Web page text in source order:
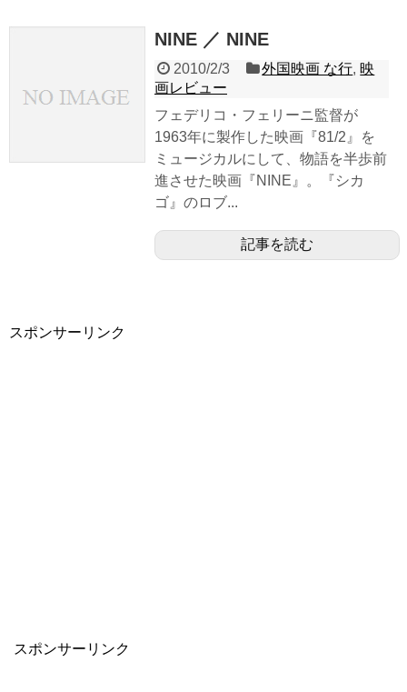
NINE ／ NINE
2010/2/3 外国映画 な行, 映
画レビュー
フェデリコ・フェリーニ監督が
1963年に製作した映画『81/2』を
ミュージカルにして、物語を半歩前
進させた映画『NINE』。『シカ
ゴ』のロブ...
記事を読む
スポンサーリンク
スポンサーリンク